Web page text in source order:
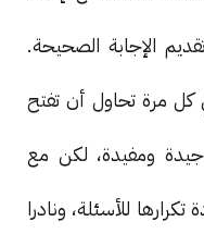
الإجابة الصحيحة.
مرة تحاول أن تفتح
ومفيدة، لكن مع
للأسئلة، ونادرا